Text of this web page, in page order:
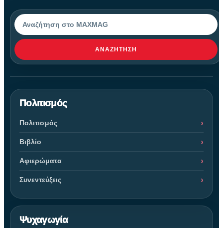
Αναζήτηση
ΑΝΑΖΉΤΗΣΗ
Πολιτισμός
Πολιτισμός
Βιβλίο
Αφιερώματα
Συνεντεύξεις
Ψυχαγωγία